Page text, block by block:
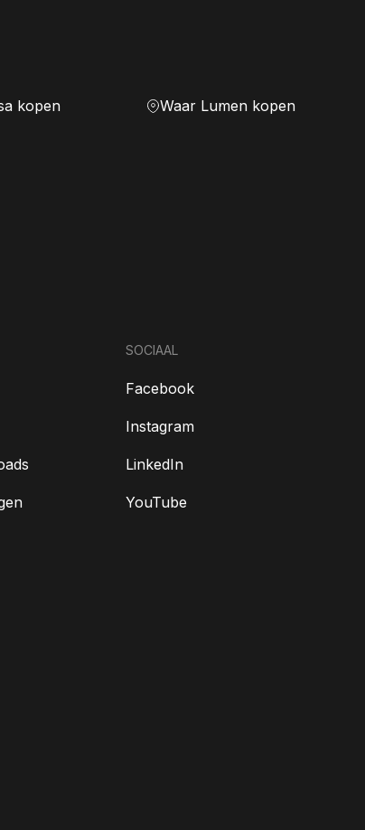
kopen Waar Lumen kopen
SOCIAAL
Facebook
Instagram
LinkedIn
YouTube